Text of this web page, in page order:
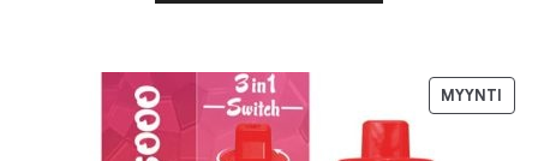
MYYNTI